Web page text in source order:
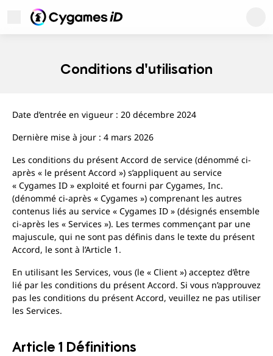
Ouvrir le MenuCygames ID
Assistance utilisateur
Politique de confidentialité
Conditions d'utilisation
À propos des marques
Conditions d'utilisation
Date d’entrée en vigueur : 20 décembre 2024
Dernière mise à jour : 4 mars 2026
Les conditions du présent Accord de service (dénommé ci-
après « le présent Accord ») s’appliquent au service
« Cygames ID » exploité et fourni par Cygames, Inc.
(dénommé ci-après « Cygames ») comprenant les autres
contenus liés au service « Cygames ID » (désignés ensemble
ci-après les « Services »). Les termes commençant par une
majuscule, qui ne sont pas définis dans le texte du présent
Accord, le sont à l’Article 1.
En utilisant les Services, vous (le « Client ») acceptez d’être
lié par les conditions du présent Accord. Si vous n’approuvez
pas les conditions du présent Accord, veuillez ne pas utiliser
les Services.
Article 1 Définitions